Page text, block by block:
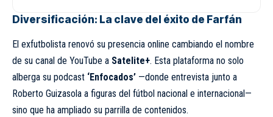
Diversificación: La clave del éxito de Farfán
El exfutbolista renovó su presencia online cambiando el nombre
de su canal de YouTube a Satelite+. Esta plataforma no solo
alberga su podcast ‘Enfocados’ —donde entrevista junto a
Roberto Guizasola a figuras del fútbol nacional e internacional—
sino que ha ampliado su parrilla de contenidos.